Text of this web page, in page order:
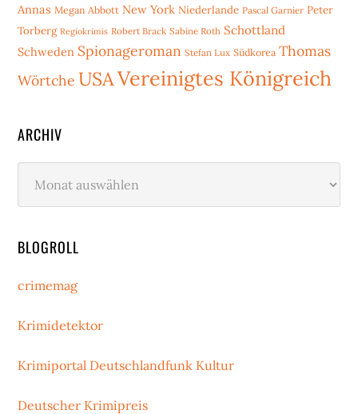
Annas Megan Abbott New York Niederlande Pascal Garnier Peter
Torberg Regiokrimis Robert Brack Sabine Roth Schottland
Schweden Spionageroman Stefan Lux Südkorea Thomas
Wörtche USAVereinigtes Königreich
ARCHIV
BLOGROLL
crimemag
Krimidetektor
Krimiportal Deutschlandfunk Kultur
Deutscher Krimipreis